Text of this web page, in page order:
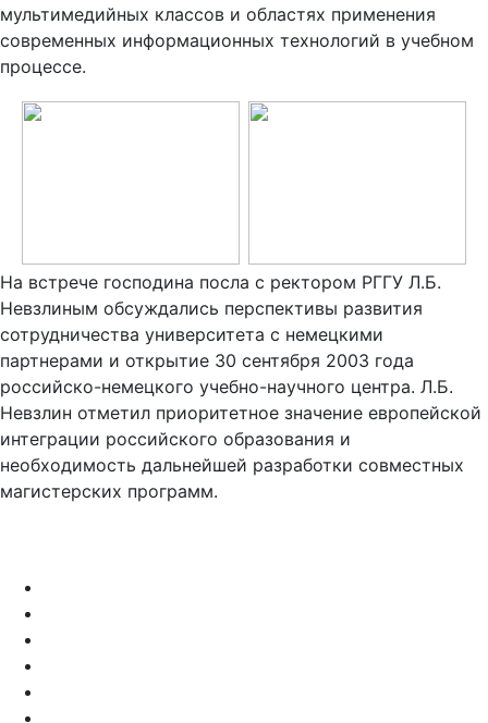
мультимедийных классов и областях применения
современных информационных технологий в учебном
процессе.
На встрече господина посла с ректором РГГУ Л.Б.
Невзлиным обсуждались перспективы развития
сотрудничества университета с немецкими
партнерами и открытие 30 сентября 2003 года
российско-немецкого учебно-научного центра. Л.Б.
Невзлин отметил приоритетное значение европейской
интеграции российского образования и
необходимость дальнейшей разработки совместных
магистерских программ.